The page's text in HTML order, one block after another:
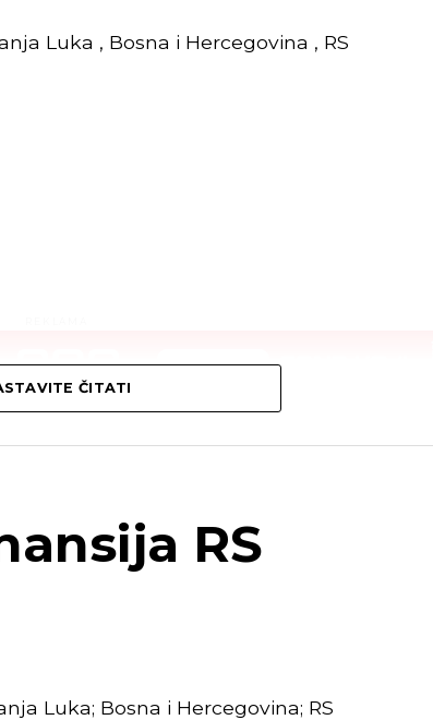
Luka , Bosna i Hercegovina , RS
ČITATI
RS
Luka; Bosna i Hercegovina; RS